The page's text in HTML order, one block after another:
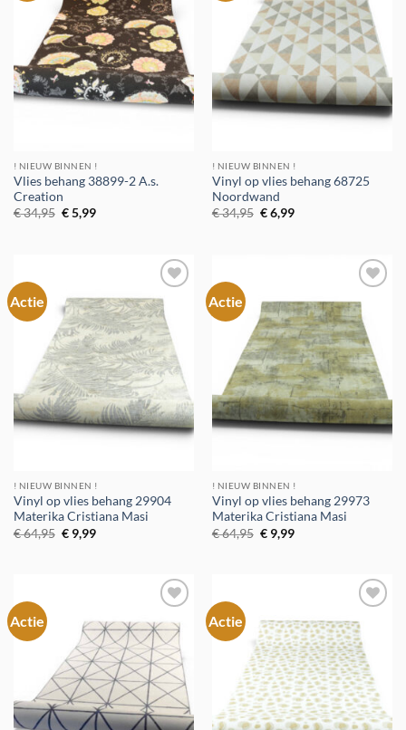
verlanglijst
! NIEUW BINNEN !
Vlies behang 38899-2 A.s.
Creation
€34,95 Oorspronkelijke
prijs
€5,99Huidige
verlanglijst
! NIEUW BINNEN !
Vinyl op vlies behang 68725
Noordwand
€34,95 Oorspronkelijke
prijs
€6,99Huidige
Actie
Toevoegen
aan
verlanglijst
! NIEUW BINNEN !
Vinyl op vlies behang 29904
Materika Cristiana Masi
€64,95 Oorspronkelijke
prijs
€9,99Huidige
Actie
Toevoegen
aan
verlanglijst
! NIEUW BINNEN !
Vinyl op vlies behang 29973
Materika Cristiana Masi
€64,95 Oorspronkelijke
prijs
€9,99Huidige
Actie
aan
verlanglijst
Actie
Toevoegen
aan
verlanglijst